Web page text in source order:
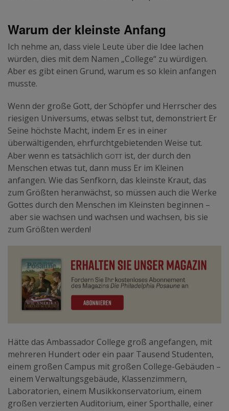
Warum der kleinste Anfang
Ich nehme an, dass viele Leute über die Idee lachen
würden, dies mit dem Namen „College“ zu würdigen.
Aber es gibt einen Grund, warum es so klein anfangen
musste.
Wenn der große Gott, der Schöpfer und Herrscher des
riesigen Universums, etwas selbst tut, demonstriert Er
Seine höchste Macht, indem Er es in einer
überwältigenden, ehrfurchtgebietenden Weise tut.
Aber wenn es tatsächlich Gott ist, der durch den
Menschen etwas tut, dann muss Er im Kleinen
anfangen. Wie das Senfkorn, das kleinste Kraut, das
zum Größten heranwächst, so müssen auch die Werke
Gottes durch den Menschen im Kleinsten beginnen –
aber sie wachsen und wachsen und wachsen, bis sie
zum Größten werden!
Hätte das Ambassador College groß angefangen, mit
mehreren Hundert oder ein paar Tausend Studenten,
einem großen Campus mit großen College-Gebäuden –
einem Verwaltungsgebäude, Klassenzimmern,
Laboratorien, einem Musikkonservatorium, einem
großen verzierten Auditorium, einer Sporthalle, einer